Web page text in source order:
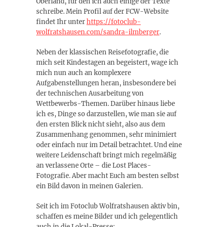
schreibe. Mein Profil auf der FCW-Website
findet Ihr unterhttps://fotoclub-
wolfratshausen.com/sandra-ilmberger.
Neben der klassischen Reisefotografie, die
mich seit Kindestagen an begeistert, wage ich
mich nun auch an komplexere
Aufgabenstellungen heran, insbesondere bei
der technischen Ausarbeitung von
Wettbewerbs-Themen. Darüber hinaus liebe
ich es, Dinge so darzustellen, wie man sie auf
den ersten Blick nicht sieht, also aus dem
Zusammenhang genommen, sehr minimiert
oder einfach nur im Detail betrachtet. Und eine
weitere Leidenschaft bringt mich regelmäßig
an verlassene Orte – die Lost Places-
Fotografie. Aber macht Euch am besten selbst
ein Bild davon in meinen Galerien.
Seit ich im Fotoclub Wolfratshausen aktiv bin,
schaffen es meine Bilder und ich gelegentlich